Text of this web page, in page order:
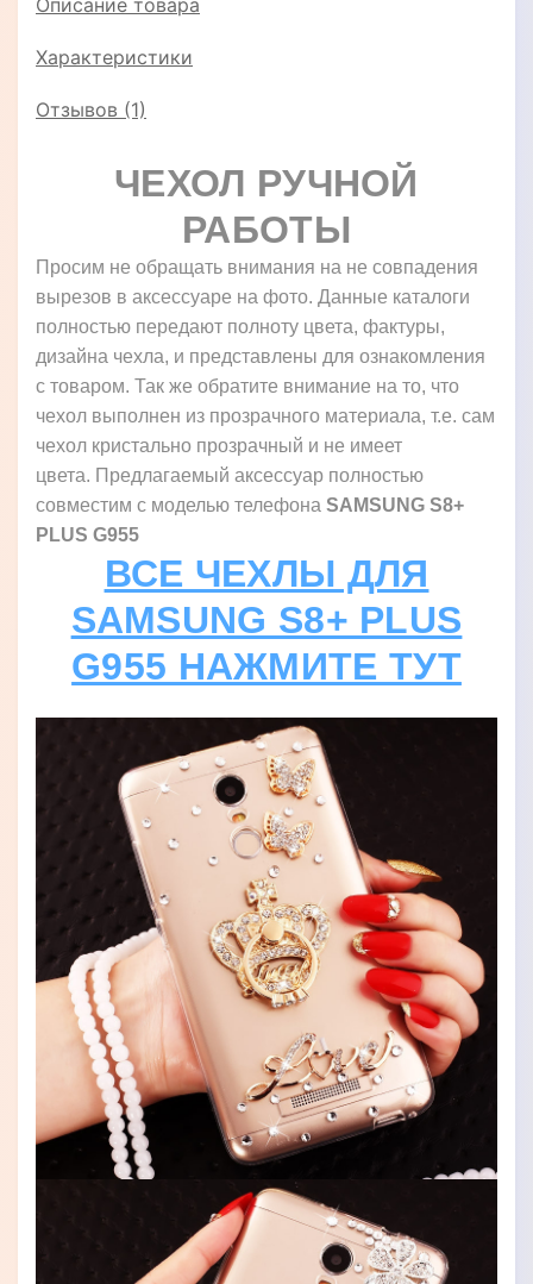
Характеристики
Отзывов (1)
ЧЕХОЛ РУЧНОЙ
РАБОТЫ
Просим не обращать внимания на не совпадения
вырезов в аксессуаре на фото. Данные каталоги
полностью передают полноту цвета, фактуры,
дизайна чехла, и представлены для ознакомления
с товаром. Так же обратите внимание на то, что
чехол выполнен из прозрачного материала, т.е. сам
чехол кристально прозрачный и не имеет
цвета. Предлагаемый аксессуар полностью
совместим с моделью телефона SAMSUNG S8+
PLUS G955
ВСЕ ЧЕХЛЫ ДЛЯ
SAMSUNG S8+ PLUS
G955 НАЖМИТЕ ТУТ